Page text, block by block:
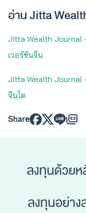
อ่าน Jitta
Jitta Wealth Journal
เวอร์ชันจีน
Jitta Wealth Journal
จีนโต
Share
ลงทุนด้วย
ลงทุนอย่าง